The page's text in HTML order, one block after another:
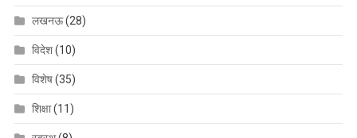
लखनऊ(28)
विदेश(10)
विशेष(35)
शिक्षा(11)